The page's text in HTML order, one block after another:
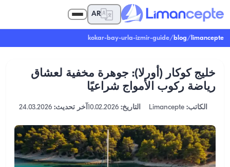
AR
limancepte
/
blog
/
kokar-bay-urla-izmir-guide
خليج كوكار (أورلا): جوهرة مخفية لعشاق
رياضة ركوب الأمواج شراعيًا
الكاتب: التاريخ: 10.02.2026آخر تحديث: 24.03.2026